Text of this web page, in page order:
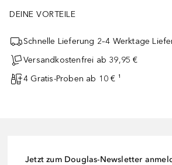
DEINE VORTEILE
Schnelle Lieferung 2–4 Werktage
Versandkostenfrei ab 39,95 €
4 Gratis-Proben ab 10 € ¹
Jetzt zum Douglas-Newsletter